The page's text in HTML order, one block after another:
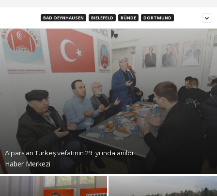
BAD OEYNHAUSEN BIELEFELD BÜNDE DORTMUND
Alparslan Türkeş vefatının 29. yılında anıldı
Haber Merkezi